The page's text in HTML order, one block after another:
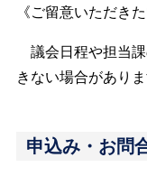
《ご留意いただきた
議会日程や担当課
きない場合があり
申込み・お問